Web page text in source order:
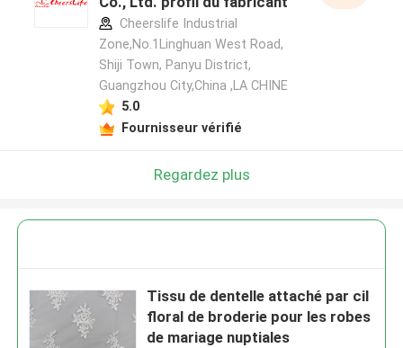
Cheerslife Industrial
Zone,No.1Linghuan West Road,
Shiji Town, Panyu District,
Guangzhou City,China ,LA CHINE
5.0
Fournisseur vérifié
Regardez plus
Tissu de dentelle attaché par cil
floral de broderie pour les robes
de mariage nuptiales